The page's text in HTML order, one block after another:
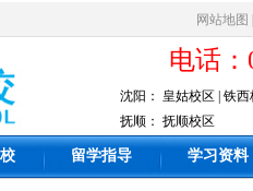
网站地图
电话：
沈阳： 皇姑校区 铁西
抚顺： 抚顺校区
留学指导 学习资料